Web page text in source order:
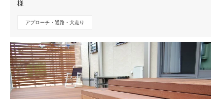
様
アプローチ・通路・犬走り